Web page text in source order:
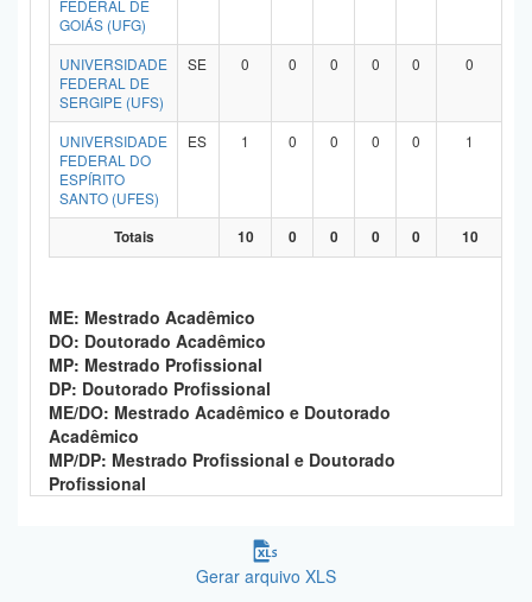
FEDERAL DE
GOIÁS (UFG)
UNIVERSIDADE
FEDERAL DE
SERGIPE (UFS)
SE 0 0 0 0 0 0
UNIVERSIDADE
FEDERAL DO
ESPÍRITO
SANTO (UFES)
ES 1 0 0 0 0 1
Totais 10 0 0 0 0 10
ME: Mestrado Acadêmico
DO: Doutorado Acadêmico
MP: Mestrado Profissional
DP: Doutorado Profissional
ME/DO: Mestrado Acadêmico e Doutorado
Acadêmico
MP/DP: Mestrado Profissional e Doutorado
Profissional
Gerar arquivo XLS